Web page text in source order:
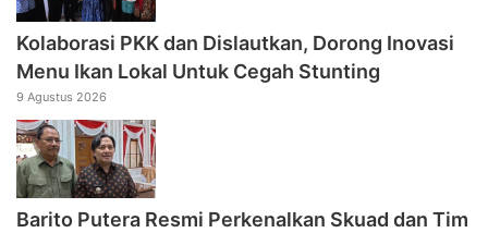
Kolaborasi PKK dan Dislautkan, Dorong Inovasi
Menu Ikan Lokal Untuk Cegah Stunting
9 Agustus 2026
Barito Putera Resmi Perkenalkan Skuad dan Tim